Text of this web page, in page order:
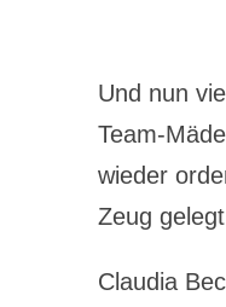
Und nun
Team-
wieder
Zeug
Claudia